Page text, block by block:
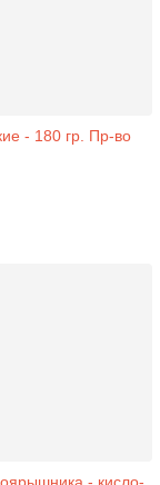
- 180 гр. Пр-во
- кисло-